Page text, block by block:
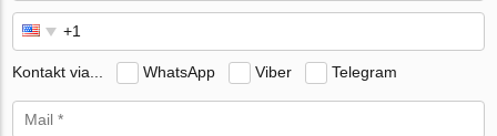
Kontakt via... WhatsApp Viber Telegram